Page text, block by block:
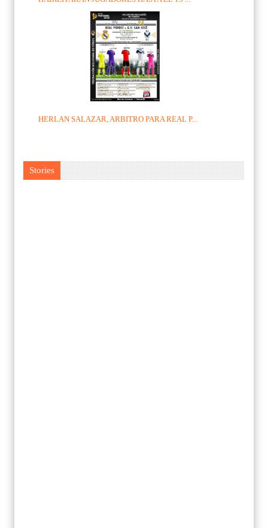
HERLAN SALAZAR, ARBITRO PARA REAL P...
Stories